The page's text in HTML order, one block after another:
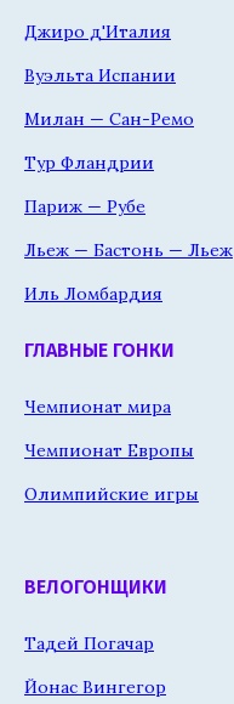
Джиро д'Италия
Вуэльта Испании
Милан — Сан-Ремо
Тур Фландрии
Париж — Рубе
Льеж — Бастонь — Льеж
Иль Ломбардия
ГЛАВНЫЕ ГОНКИ
Чемпионат мира
Чемпионат Европы
Олимпийские игры
ВЕЛОГОНЩИКИ
Тадей Погачар
Йонас Вингегор